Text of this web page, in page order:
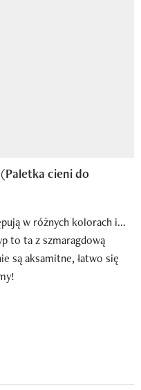
cieni do
w różnych kolorach i...
to ta z szmaragdową
są aksamitne, łatwo się